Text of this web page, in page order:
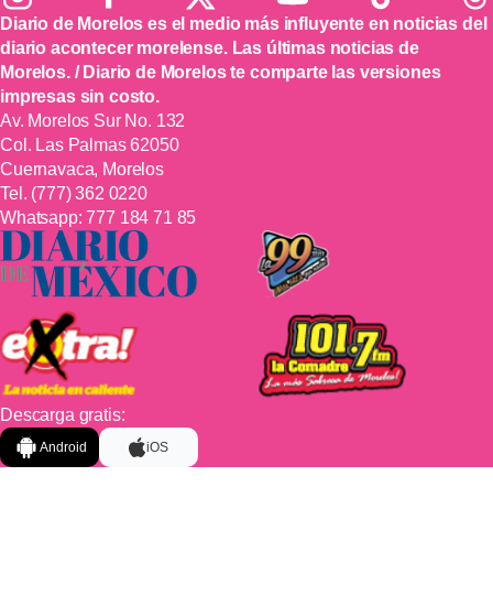
Diario de Morelos es el medio más influyente en noticias del
diario acontecer morelense. Las últimas noticias de
Morelos. / Diario de Morelos te comparte las versiones
impresas sin costo.
Av. Morelos Sur No. 132
Col. Las Palmas 62050
Cuernavaca, Morelos
Tel. (777) 362 0220
Whatsapp:777 184 71 85
Descarga gratis:
Android iOS